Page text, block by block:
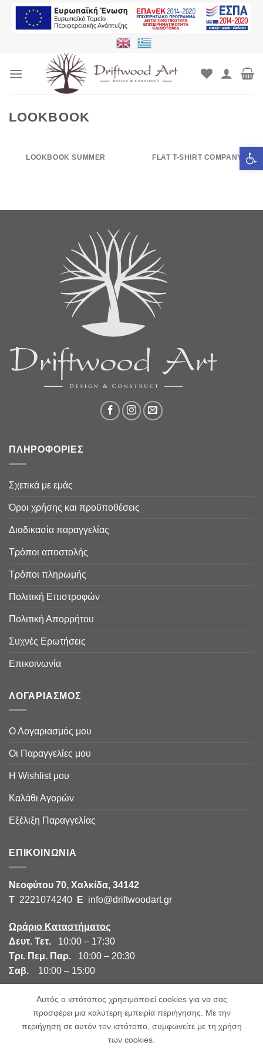
Μετάβαση
LOOKBOOK
LOOKBOOK SUMMER FLAT T-SHIRT COMPANY
ΠΛΗΡΟΦΟΡΙΕΣ
Σχετικά με εμάς
Όροι χρήσης και προϋποθέσεις
Διαδικασία παραγγελίας
Τρόποι αποστολής
Τρόποι πληρωμής
Πολιτική Επιστροφών
Πολιτική Απορρήτου
Συχνές Ερωτήσεις
Επικοινωνία
ΛΟΓΑΡΙΑΣΜΟΣ
Ο Λογαριασμός μου
Οι Παραγγελίες μου
Η Wishlist μου
Καλάθι Αγορών
Εξέλιξη Παραγγελίας
ΕΠΙΚΟΙΝΩΝΙΑ
Νεοφύτου 70, Χαλκίδα, 34142
Τ 2221074240 E info@driftwoodart.gr
Ωράριο Καταστήματος
Δευτ. Τετ. 10:00 – 17:30
Τρι. Πεμ. Παρ. 10:00 – 20:30
Σαβ. 10:00 – 15:00
Αυτός ο ιστότοπος χρησιμοποιεί cookies για να σας
προσφέρει μια καλύτερη εμπειρία περιήγησης. Με την
περιήγηση σε αυτόν τον ιστότοπο, συμφωνείτε με τη χρήση
των cookies.